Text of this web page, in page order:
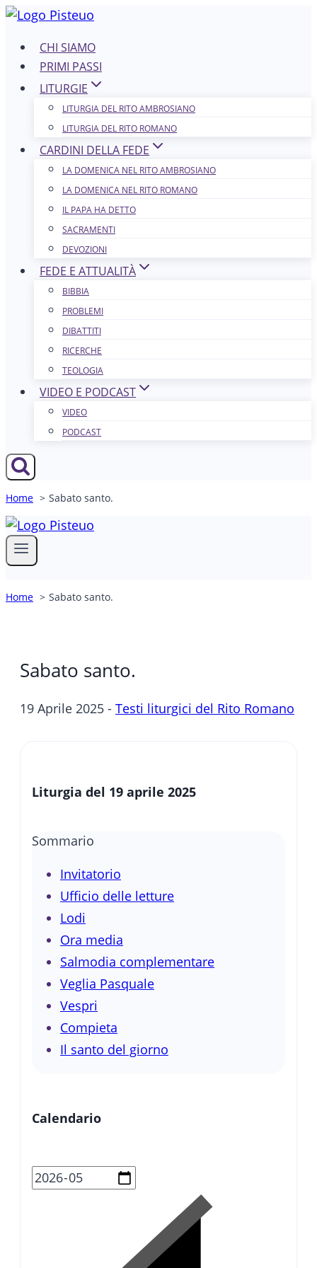
Salta
contenutoCHI SIAMO
PRIMI PASSI
LITURGIE
LITURGIA DEL RITO AMBROSIANO
LITURGIA DEL RITO ROMANO
CARDINI DELLA FEDE
LA DOMENICA NEL R​​​​​​ITO AMBROSIANO
LA DOMENICA NEL RITO ROMANO
IL PAPA HA DETTO
SACRAMENTI
DEVOZIONI
FEDE E ATTUALITÀ
BIBBIA
PROBLEMI
DIBATTITI
RICERCHE
TEOLOGIA
VIDEO E PODCAST
VIDEO
PODCAST
Home Sabato santo.
Home Sabato santo.
Sabato santo.
19 Aprile 2025 - Testi liturgici del Rito Romano
Liturgia del 19 aprile 2025
Sommario
Invitatorio
Ufficio delle letture
Lodi
Ora media
Salmodia complementare
Veglia Pasquale
Vespri
Compieta
Il santo del giorno
Calendario